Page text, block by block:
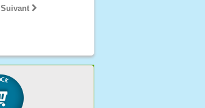
Suivant